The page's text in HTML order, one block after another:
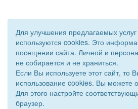
© 2011 - 2026 Уполномоченный по
права защищены.
Для улучшения предлагаемых услуг
используются cookies. Это
посещении сайта. Личной и
не собирается и не храниться.
Если Вы используете этот сайт, то
использование cookies. Вы можете
Для этого настройте
браузер.